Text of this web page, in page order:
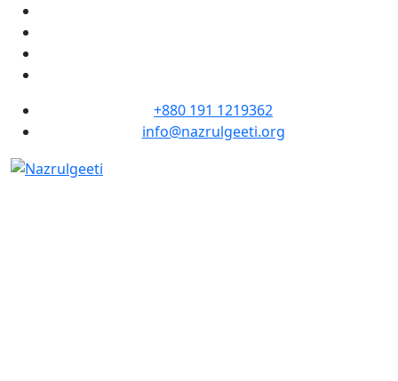
+880 191 1219362
info@nazrulgeeti.org